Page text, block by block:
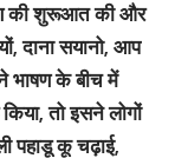
की शुरूआत की और
दाना सयानो, आप
भाषण के बीच में
तो इसने लोगों
पहाडू कू चढ़ाई,